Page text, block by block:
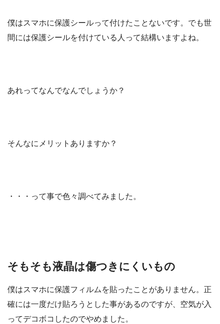
僕はスマホに保護シールって付けたことないです。でも世
間には保護シールを付けている人って結構いますよね。
あれってなんでなんでしょうか？
そんなにメリットありますか？
・・・って事で色々調べてみました。
そもそも液晶は傷つきにくいもの
僕はスマホに保護フィルムを貼ったことがありません。正
確には一度だけ貼ろうとした事があるのですが、空気が入
ってデコボコしたのでやめました。